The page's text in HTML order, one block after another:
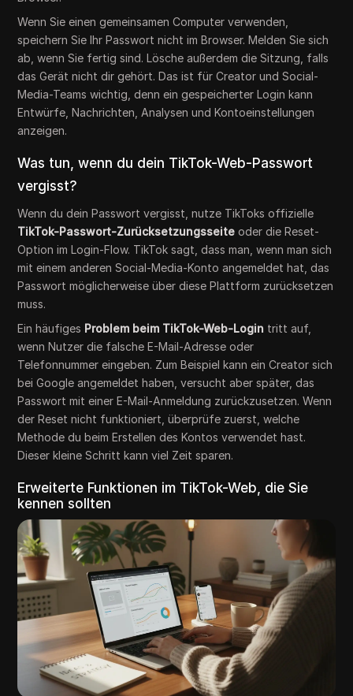
Wenn Sie einen gemeinsamen Computer verwenden,
speichern Sie Ihr Passwort nicht im Browser. Melden Sie sich
ab, wenn Sie fertig sind. Lösche außerdem die Sitzung, falls
das Gerät nicht dir gehört. Das ist für Creator und Social-
Media-Teams wichtig, denn ein gespeicherter Login kann
Entwürfe, Nachrichten, Analysen und Kontoeinstellungen
anzeigen.
Was tun, wenn du dein TikTok-Web-Passwort
vergisst?
Wenn du dein Passwort vergisst, nutze TikToks offizielle
TikTok-Passwort-Zurücksetzungsseite oder die Reset-
Option im Login-Flow. TikTok sagt, dass man, wenn man sich
mit einem anderen Social-Media-Konto angemeldet hat, das
Passwort möglicherweise über diese Plattform zurücksetzen
muss.
Ein häufiges Problem beim TikTok-Web-Login tritt auf,
wenn Nutzer die falsche E-Mail-Adresse oder
Telefonnummer eingeben. Zum Beispiel kann ein Creator sich
bei Google angemeldet haben, versucht aber später, das
Passwort mit einer E-Mail-Anmeldung zurückzusetzen. Wenn
der Reset nicht funktioniert, überprüfe zuerst, welche
Methode du beim Erstellen des Kontos verwendet hast.
Dieser kleine Schritt kann viel Zeit sparen.
Erweiterte Funktionen im TikTok-Web, die Sie
kennen sollten